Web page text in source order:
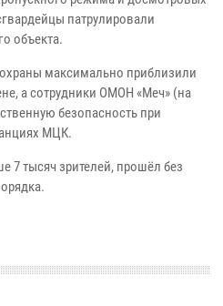
патрулировали
объекта.
максимально приблизили
а сотрудники ОМОН «Меч» (на
безопасность при
МЦК.
7 тысяч зрителей, прошёл без